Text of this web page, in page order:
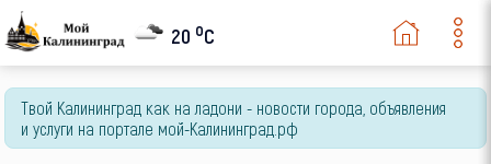
20 oC
Твой Калининград как на ладони - новости города, объявления
и услуги на портале мой-Калининград.рф